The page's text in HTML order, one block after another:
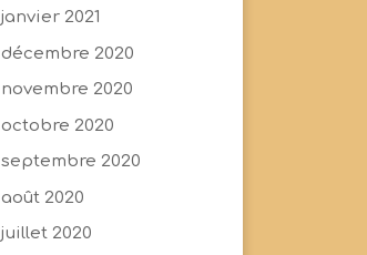
janvier 2021
décembre 2020
novembre 2020
octobre 2020
septembre 2020
août 2020
juillet 2020